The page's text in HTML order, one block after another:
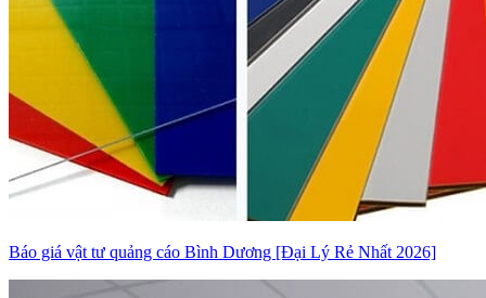
Báo giá vật tư quảng cáo Bình Dương [Đại Lý Rẻ Nhất 2026]